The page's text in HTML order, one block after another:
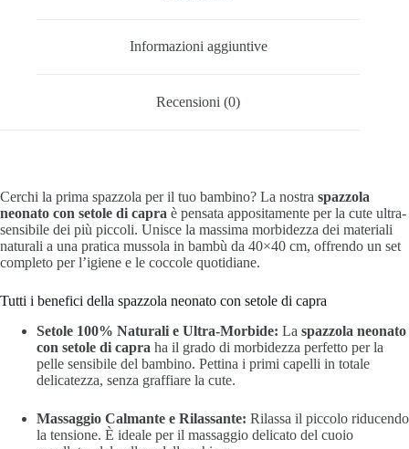
Informazioni aggiuntive
Recensioni (0)
Cerchi la prima spazzola per il tuo bambino? La nostra spazzola
neonato con setole di capra è pensata appositamente per la cute ultra-
sensibile dei più piccoli. Unisce la massima morbidezza dei materiali
naturali a una pratica mussola in bambù da 40×40 cm, offrendo un set
completo per l’igiene e le coccole quotidiane.
Tutti i benefici della spazzola neonato con setole di capra
Setole 100% Naturali e Ultra-Morbide: La spazzola neonato
con setole di capra ha il grado di morbidezza perfetto per la
pelle sensibile del bambino. Pettina i primi capelli in totale
delicatezza, senza graffiare la cute.
Massaggio Calmante e Rilassante: Rilassa il piccolo riducendo
la tensione. È ideale per il massaggio delicato del cuoio